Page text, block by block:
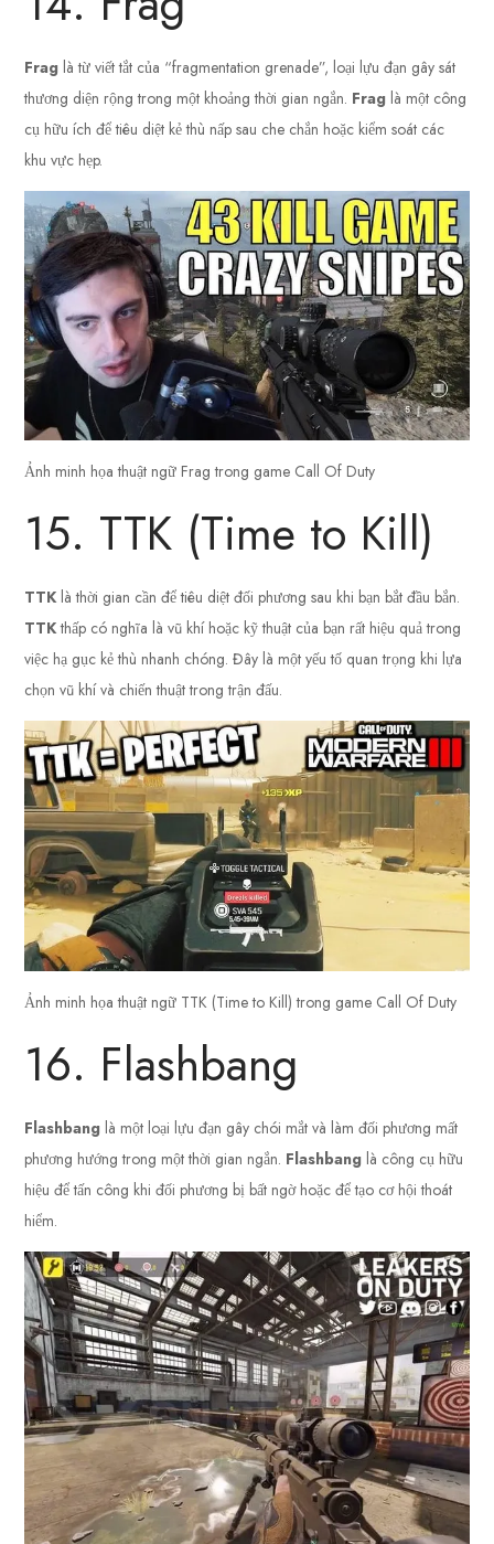
Frag là từ viết tắt của “fragmentation grenade”, loại lựu đạn gây sát
thương diện rộng trong một khoảng thời gian ngắn. Frag là một công
cụ hữu ích để tiêu diệt kẻ thù nấp sau che chắn hoặc kiểm soát các
khu vực hẹp.
Ảnh minh họa thuật ngữ Frag trong game Call Of Duty
15. TTK (Time to Kill)
TTK là thời gian cần để tiêu diệt đối phương sau khi bạn bắt đầu bắn.
TTKthấp có nghĩa là vũ khí hoặc kỹ thuật của bạn rất hiệu quả trong
việc hạ gục kẻ thù nhanh chóng. Đây là một yếu tố quan trọng khi lựa
chọn vũ khí và chiến thuật trong trận đấu.
Ảnh minh họa thuật ngữ TTK (Time to Kill) trong game Call Of Duty
16. Flashbang
Flashbang là một loại lựu đạn gây chói mắt và làm đối phương mất
phương hướng trong một thời gian ngắn. Flashbang là công cụ hữu
hiệu để tấn công khi đối phương bị bất ngờ hoặc để tạo cơ hội thoát
hiểm.